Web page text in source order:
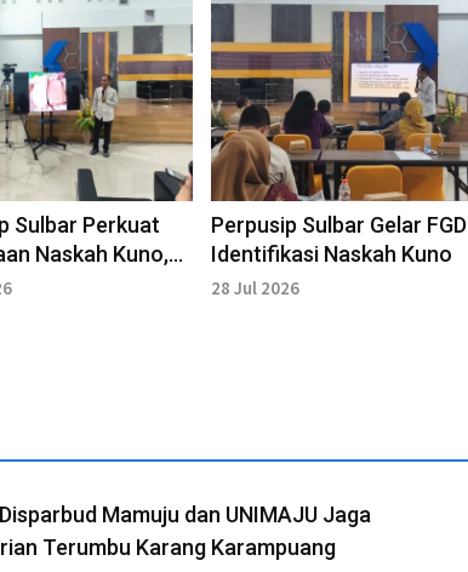
Sulbar Perkuat
Naskah Kuno,
Perpusip Sulbar Gelar FGD
Identifikasi Naskah Kuno
28 Jul 2026
Mamuju dan UNIMAJU Jaga
Terumbu Karang Karampuang